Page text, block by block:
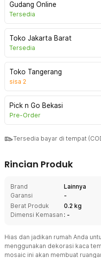
Gudang Online
Tersedia
Toko Jakarta Barat
Tersedia
Toko Tangerang
sisa 2
Pick n Go Bekasi
Pre-Order
Tersedia bayar di tempat
Rincian Produk
Brand
Lainnya
Garansi
-
Berat Produk
0.2 kg
Dimensi Kemasan : -
Hias dan jadikan rumah Anda
menggunakan dekorasi kaca
mosaic ini akan membuat